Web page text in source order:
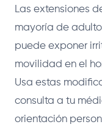
Las extensiones
mayoría de
puede exponer
movilidad en el
Usa estas
consulta a tu
orientación